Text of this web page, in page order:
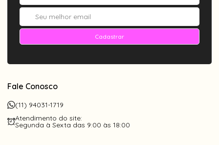
Cadastrar
Fale Conosco
(11) 94031-1719
Atendimento do site:
Segunda à Sexta das 9:00 às 18:00